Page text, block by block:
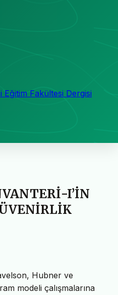
Eğitim Fakültesi Dergisi
I’İN
Hubner ve
modeli çalışmalarına